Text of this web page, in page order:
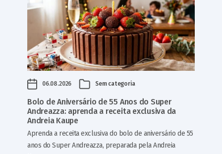
06.08.2026 Sem categoria
Bolo de Aniversário de 55 Anos do Super
Andreazza: aprenda a receita exclusiva da
Andreia Kaupe
Aprenda a receita exclusiva do bolo de aniversário de 55
anos do Super Andreazza, preparada pela Andreia